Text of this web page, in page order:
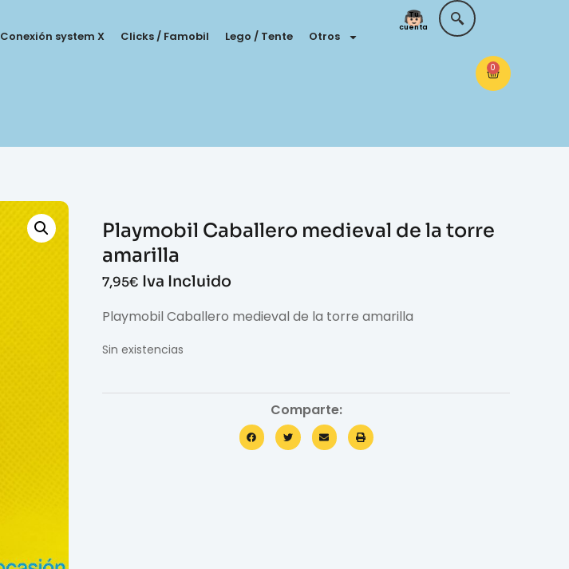
Conexión system X Clicks / Famobil Lego / Tente Otros
Tu
cuenta
0
Playmobil Caballero medieval de la torre
amarilla
7,95€ Iva Incluido
Playmobil Caballero medieval de la torre amarilla
Sin existencias
Comparte: